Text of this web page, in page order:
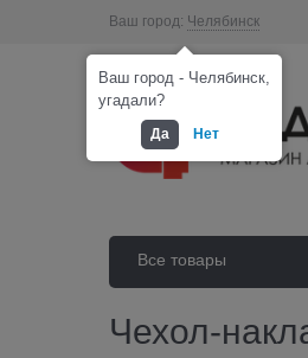
Ваш город: Челябинск
Все товары
Чехол-
Ваш город - Челябинск,
угадали?
Да Нет